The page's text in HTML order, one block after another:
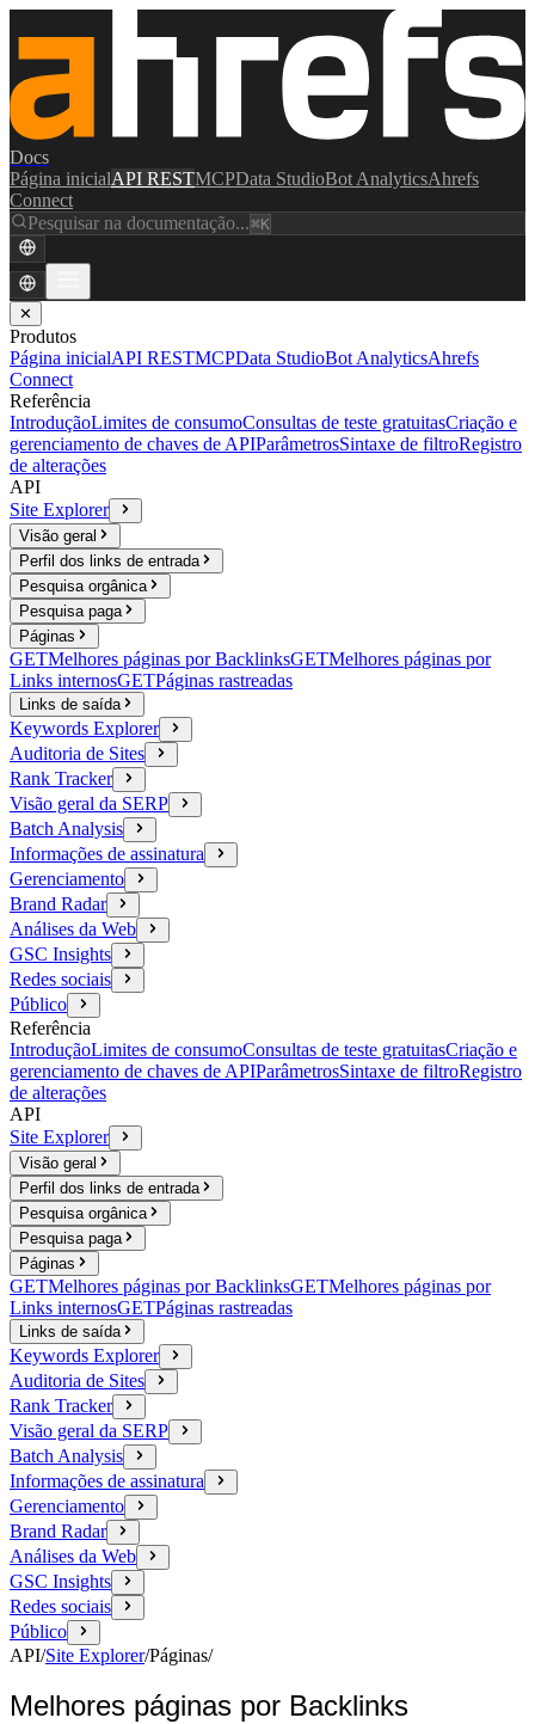
Docs
Página inicialAPI RESTMCPData StudioBot AnalyticsAhrefs
Connect
Pesquisar na documentação...⌘K
✕
Produtos
Página inicialAPI RESTMCPData StudioBot AnalyticsAhrefs
Connect
Referência
IntroduçãoLimites de consumoConsultas de teste gratuitasCriação e
gerenciamento de chaves de APIParâmetrosSintaxe de filtroRegistro
de alterações
API
Site Explorer
Visão geral
Perfil dos links de entrada
Pesquisa orgânica
Pesquisa paga
Páginas
GETMelhores páginas por BacklinksGETMelhores páginas por
Links internosGETPáginas rastreadas
Links de saída
Keywords Explorer
Auditoria de Sites
Rank Tracker
Visão geral da SERP
Batch Analysis
Informações de assinatura
Gerenciamento
Brand Radar
Análises da Web
GSC Insights
Redes sociais
Público
Referência
IntroduçãoLimites de consumoConsultas de teste gratuitasCriação e
gerenciamento de chaves de APIParâmetrosSintaxe de filtroRegistro
de alterações
API
Site Explorer
Visão geral
Perfil dos links de entrada
Pesquisa orgânica
Pesquisa paga
Páginas
GETMelhores páginas por BacklinksGETMelhores páginas por
Links internosGETPáginas rastreadas
Links de saída
Keywords Explorer
Auditoria de Sites
Rank Tracker
Visão geral da SERP
Batch Analysis
Informações de assinatura
Gerenciamento
Brand Radar
Análises da Web
GSC Insights
Redes sociais
Público
API/Site Explorer/Páginas/
Melhores páginas por Backlinks